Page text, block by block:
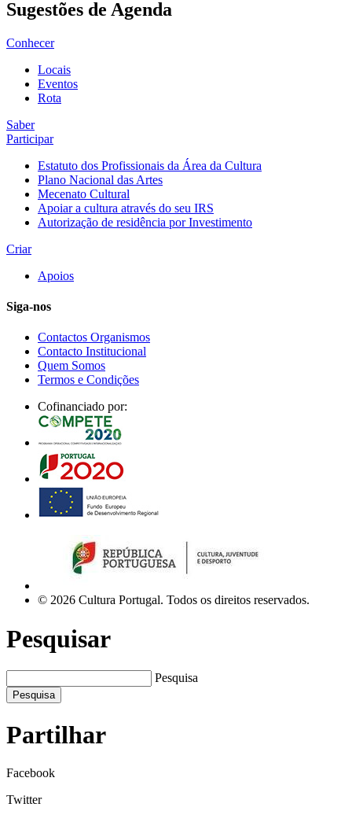
Sugestões de Agenda
Conhecer
Locais
Eventos
Rota
Saber
Participar
Estatuto dos Profissionais da Área da Cultura
Plano Nacional das Artes
Mecenato Cultural
Apoiar a cultura através do seu IRS
Autorização de residência por Investimento
Criar
Apoios
Siga-nos
Contactos Organismos
Contacto Institucional
Quem Somos
Termos e Condições
Cofinanciado por:
© 2026 Cultura Portugal. Todos os direitos reservados.
Pesquisar
Pesquisa
Pesquisa
Partilhar
Facebook
Twitter